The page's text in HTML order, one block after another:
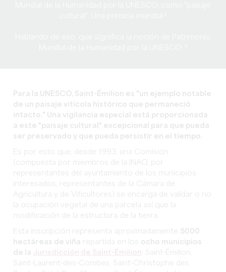
Para la UNESCO, Saint-Émilion es "un ejemplo notable
de un paisaje vitícola histórico que permaneció
intacto." Una vigilancia especial está proporcionada
a este "paisaje cultural" excepcional para que pueda
ser preservado y que pueda persistir en el tiempo.
Es por esto que, desde 1993, una Comisión
(compuesta por miembros de la INAO, por
representantes del ayuntamiento de los municipios
interesados, representantes de la Cámara de
Agricultura y de Viticultores) se encarga de validar o no
la ocupación vegetal de una parcela así que la
modificación de la estructura de la tierra.
Esta inscripción representa aproximadamente 5000
hectáreas de viña repartida en los ocho municipios
de la
: Saint-Émilion,
Saint-Laurent-des-Combes, Saint-Christophe des